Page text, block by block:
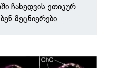
ჩახედვის ეთიკურ
მეცნიერები.